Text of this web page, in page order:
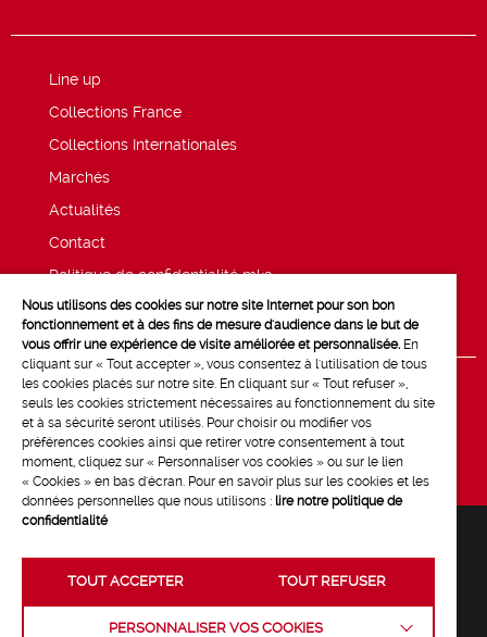
Line up
Collections France
Collections Internationales
Marchés
Actualités
Contact
Politique de confidentialité mk2
Mentions légales
Crédits :La Jungle
Nous utilisons des cookies sur notre site Internet pour son bon
fonctionnement et à des fins de mesure d'audience dans le but de
vous offrir une expérience de visite améliorée et personnalisée. En
cliquant sur « Tout accepter », vous consentez à l'utilisation de tous
les cookies placés sur notre site. En cliquant sur « Tout refuser »,
seuls les cookies strictement nécessaires au fonctionnement du site
et à sa sécurité seront utilisés. Pour choisir ou modifier vos
préférences cookies ainsi que retirer votre consentement à tout
moment, cliquez sur « Personnaliser vos cookies » ou sur le lien
« Cookies » en bas d'écran. Pour en savoir plus sur les cookies et les
données personnelles que nous utilisons : lire notre politique de
confidentialité
TOUT ACCEPTER TOUT REFUSER
PERSONNALISER VOS COOKIES